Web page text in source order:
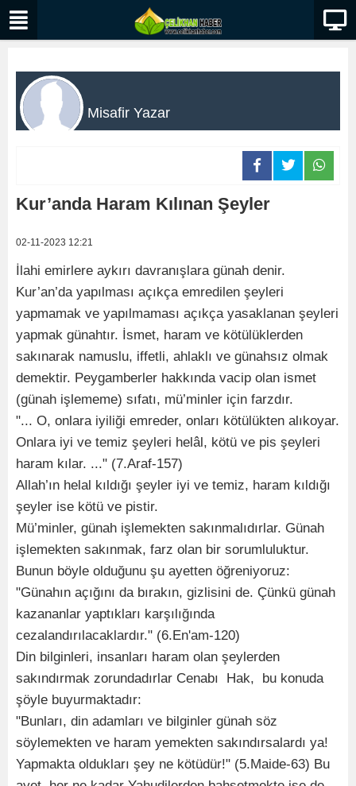
Misafir Yazar
Kur’anda Haram Kılınan Şeyler
02-11-2023 12:21
İlahi emirlere aykırı davranışlara günah denir.
Kur’an’da yapılması açıkça emredilen şeyleri
yapmamak ve yapılmaması açıkça yasaklanan şeyleri
yapmak günahtır. İsmet, haram ve kötülüklerden
sakınarak namuslu, iffetli, ahlaklı ve günahsız olmak
demektir. Peygamberler hakkında vacip olan ismet
(günah işlememe) sıfatı, mü’minler için farzdır.
"... O, onlara iyiliği emreder, onları kötülükten alıkoyar.
Onlara iyi ve temiz şeyleri helâl, kötü ve pis şeyleri
haram kılar. ..." (7.Araf-157)
Allah’ın helal kıldığı şeyler iyi ve temiz, haram kıldığı
şeyler ise kötü ve pistir.
Mü’minler, günah işlemekten sakınmalıdırlar. Günah
işlemekten sakınmak, farz olan bir sorumluluktur.
Bunun böyle olduğunu şu ayetten öğreniyoruz:
"Günahın açığını da bırakın, gizlisini de. Çünkü günah
kazananlar yaptıkları karşılığında
cezalandırılacaklardır." (6.En'am-120)
Din bilginleri, insanları haram olan şeylerden
sakındırmak zorundadırlar Cenabı Hak, bu konuda
şöyle buyurmaktadır:
"Bunları, din adamları ve bilginler günah söz
söylemekten ve haram yemekten sakındırsalardı ya!
Yapmakta oldukları şey ne kötüdür!" (5.Maide-63) Bu